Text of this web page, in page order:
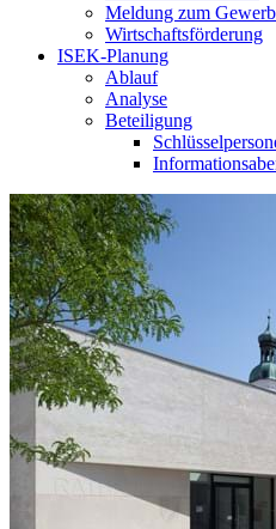
Meldung zum
Wirtschaftsförderung
ISEK-Planung
Ablauf
Analyse
Beteiligung